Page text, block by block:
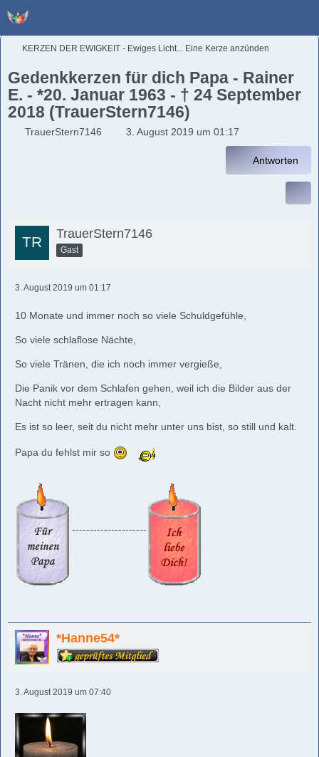
KERZEN DER EWIGKEIT - Ewiges Licht... Eine Kerze anzünden
Gedenkkerzen für dich Papa - Rainer
E. - *20. Januar 1963 - † 24 September
2018 (TrauerStern7146)
TrauerStern7146 3. August 2019 um 01:17
Antworten
TrauerStern7146
Gast
3. August 2019 um 01:17
10 Monate und immer noch so viele Schuldgefühle,
So viele schlaflose Nächte,
So viele Tränen, die ich noch immer vergieße,
Die Panik vor dem Schlafen gehen, weil ich die Bilder aus der
Nacht nicht mehr ertragen kann,
Es ist so leer, seit du nicht mehr unter uns bist, so still und kalt.
Papa du fehlst mir so
---------------------
*Hanne54*
3. August 2019 um 07:40